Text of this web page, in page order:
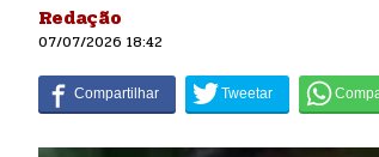
Redação
07/07/2026 18:42